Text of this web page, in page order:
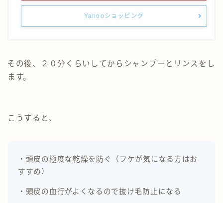
Yahooショッピング
その後、２０分くらいしてからシャンプーとリンスをし
ます。
こうすると、
・頭皮の極度な乾燥を防ぐ（フケが気になる方はお
すすめ）
・頭皮の血行がよくなるので抜け毛防止になる